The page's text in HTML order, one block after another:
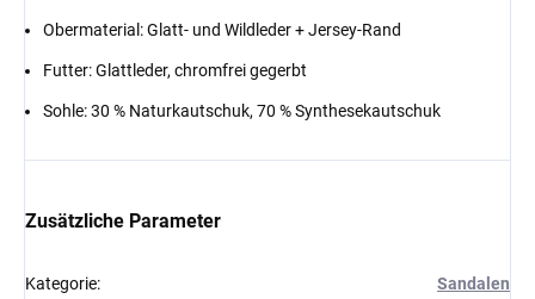
Obermaterial: Glatt- und Wildleder + Jersey-Rand
Futter: Glattleder, chromfrei gegerbt
Sohle: 30 % Naturkautschuk, 70 % Synthesekautschuk
Zusätzliche Parameter
Kategorie: Sandalen